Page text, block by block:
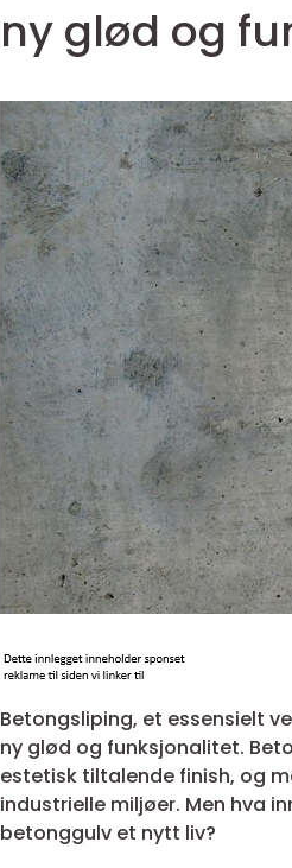
ny glød og
Betongsliping, et essensielt
ny glød og funksjonalitet.
estetisk tiltalende finish, og
industrielle miljøer. Men hva
betonggulv et nytt liv?